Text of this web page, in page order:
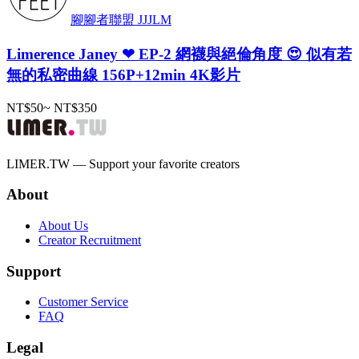
腳腳者聯盟 JJJLM
Limerence Janey ❤ EP-2 網襪與絕倫角度 😍 似有若
無的私密曲線 156P+12min 4K影片
NT$50~ NT$350
LIMER.TW — Support your favorite creators
About
About Us
Creator Recruitment
Support
Customer Service
FAQ
Legal